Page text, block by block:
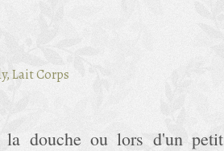
douche ou lors d'un petit